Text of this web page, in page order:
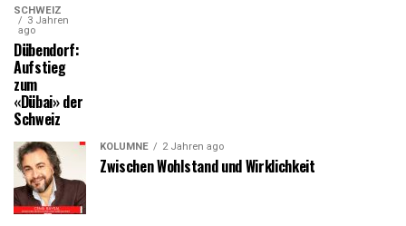
SCHWEIZ
3 Jahren
ago
Dübendorf:
Aufstieg
zum
«Dübai» der
Schweiz
KOLUMNE 2 Jahren ago
Zwischen Wohlstand und Wirklichkeit